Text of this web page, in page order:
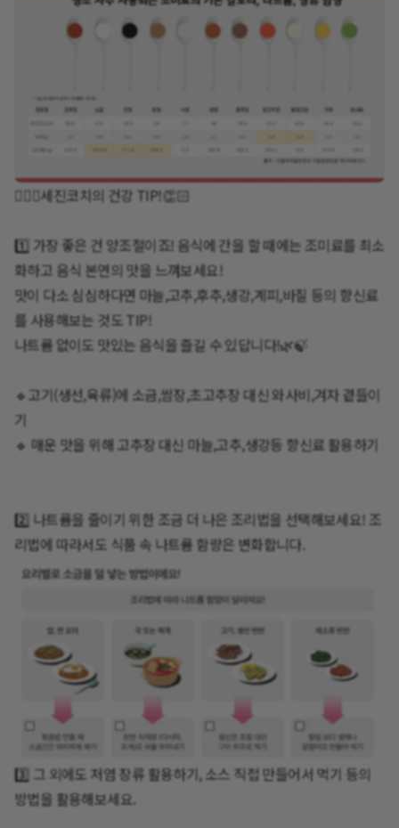
👩🏻‍⚕️세진코치의 건강 TIP!👏🏻
1️⃣ 가장 좋은 건 양조절이죠! 음식에 간을 할 때에는 조미료를 최소
화하고 음식 본연의 맛을 느껴보세요!
맛이 다소 심심하다면 마늘,고추,후추,생강,계피,바질 등의 향신료
를 사용해보는 것도 TIP!
나트륨 없이도 맛있는 음식을 즐길 수 있답니다!🌿🍃
🔹고기(생선,육류)에 소금,쌈장,초고추장 대신 와사비,겨자 곁들이
기
🔹 매운 맛을 위해 고추장 대신 마늘,고추,생강등 향신료 활용하기
2️⃣ 나트륨을 줄이기 위한 조금 더 나은 조리법을 선택해보세요! 조
리법에 따라서도 식품 속 나트륨 함량은 변화합니다.
3️⃣ 그 외에도 저염 장류 활용하기, 소스 직접 만들어서 먹기 등의
방법을 활용해보세요.